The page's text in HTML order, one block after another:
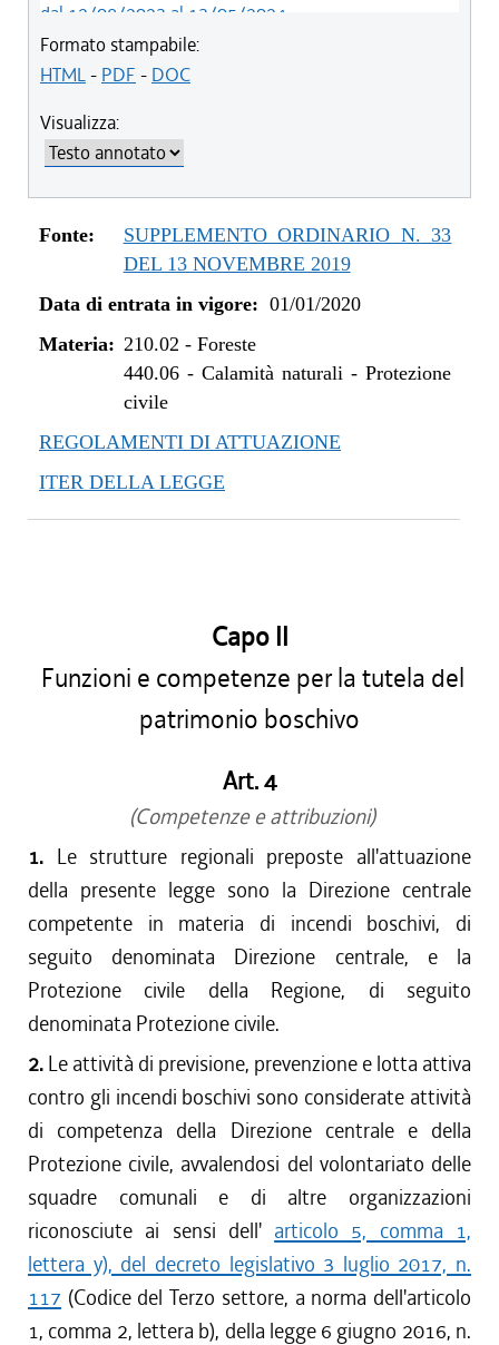
dal 12/08/2023 al 13/05/2024
dal 09/08/2022 al 11/08/2023
dal 06/11/2021 al 08/08/2022
dal 01/01/2020 al 01/07/2020
Formato stampabile:
HTML- PDF - DOC
Visualizza:
Fonte:
SUPPLEMENTO ORDINARIO N. 33
DEL 13 NOVEMBRE 2019
Data di entrata in vigore: 01/01/2020
Materia: 210.02 - Foreste
440.06- Calamità naturali - Protezione
civile
REGOLAMENTI DI ATTUAZIONE
ITER DELLA LEGGE
Capo II
Funzioni e competenze per la tutela del
patrimonio boschivo
Art. 4
(Competenze e attribuzioni)
1. Le strutture regionali preposte all'attuazione
della presente legge sono la Direzione centrale
competente in materia di incendi boschivi, di
seguito denominata Direzione centrale, e la
Protezione civile della Regione, di seguito
denominata Protezione civile.
2. Le attività di previsione, prevenzione e lotta attiva
contro gli incendi boschivi sono considerate attività
di competenza della Direzione centrale e della
Protezione civile, avvalendosi del volontariato delle
squadre comunali e di altre organizzazioni
riconosciute ai sensi dell' articolo 5, comma 1,
lettera y), del decreto legislativo 3 luglio 2017, n.
117 (Codice del Terzo settore, a norma dell'articolo
1, comma 2, lettera b), della legge 6 giugno 2016, n.